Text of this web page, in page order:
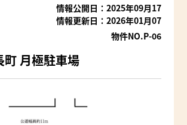
情報公開日：2025年09月17
情報更新日：2026年01月07
物件NO.P-06
町 月極駐車場